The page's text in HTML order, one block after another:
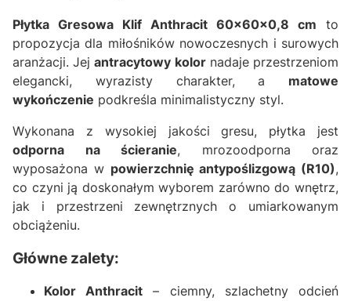
Płytka Gresowa Klif Anthracit 60x60x0,8 cm to
propozycja dla miłośników nowoczesnych i surowych
aranżacji. Jejantracytowy kolornadaje przestrzeniom
elegancki, wyrazisty charakter, a matowe
wykończenie podkreśla minimalistyczny styl.
Wykonana z wysokiej jakości gresu, płytka jest
odporna na ścieranie, mrozoodporna oraz
wyposażona w powierzchnię antypoślizgową (R10),
co czyni ją doskonałym wyborem zarówno do wnętrz,
jak i przestrzeni zewnętrznych o umiarkowanym
obciążeniu.
Główne zalety:
Kolor Anthracit – ciemny, szlachetny odcień